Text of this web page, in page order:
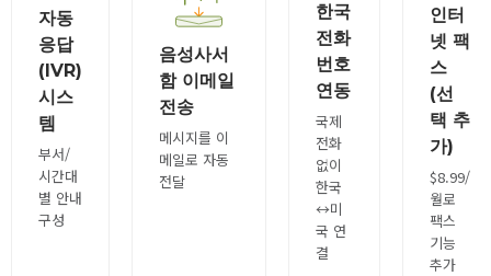
자동
응답
(IVR)
시스
템
부서/
시간대
별 안내
구성
음성사서
함 이메일
전송
메시지를 이
메일로 자동
전달
한국
전화
번호
연동
국제
전화
없이
한국
↔미
국 연
결
인터
넷 팩
스
(선
택 추
가)
$8.99/
월로
팩스
기능
추가